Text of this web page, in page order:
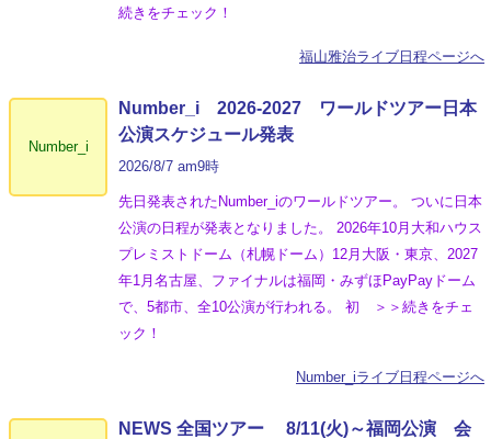
続きをチェック！
福山雅治ライブ日程ページへ
Number_i
Number_i 2026‐2027 ワールドツアー日本
公演スケジュール発表
2026/8/7 am9時
先日発表されたNumber_iのワールドツアー。 ついに日本
公演の日程が発表となりました。 2026年10月大和ハウス
プレミストドーム（札幌ドーム）12月大阪・東京、2027
年1月名古屋、ファイナルは福岡・みずほPayPayドーム
で、5都市、全10公演が行われる。 初 ＞＞続きをチェ
ック！
Number_iライブ日程ページへ
NEWS 全国ツアー 8/11(火)～福岡公演 会